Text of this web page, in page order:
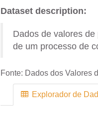
Dataset description:
Dados de valores
de um processo de
Fonte: Dados dos Valores
Explorador de